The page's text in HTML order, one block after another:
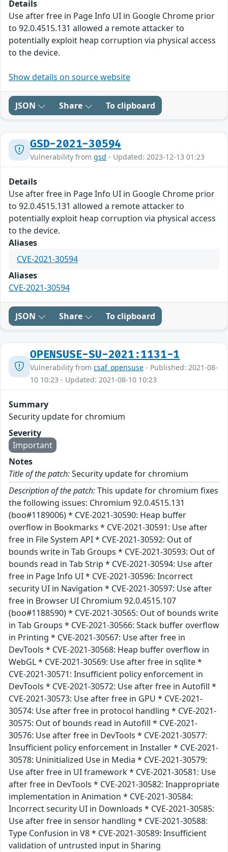
Details
Use after free in Page Info UI in Google Chrome prior
to 92.0.4515.131 allowed a remote attacker to
potentially exploit heap corruption via physical access
to the device.
Show details on source website
JSON Share To clipboard
GSD-2021-30594
Vulnerability from gsd - Updated: 2023-12-13 01:23
Details
Use after free in Page Info UI in Google Chrome prior
to 92.0.4515.131 allowed a remote attacker to
potentially exploit heap corruption via physical access
to the device.
Aliases
CVE-2021-30594
Aliases
CVE-2021-30594
JSON Share To clipboard
OPENSUSE-SU-2021:1131-1
Vulnerability from csaf_opensuse - Published: 2021-08-
10 10:23 - Updated: 2021-08-10 10:23
Summary
Security update for chromium
Severity
Important
Notes
Title of the patch:Security update for chromium
Description of the patch:This update for chromium fixes
the following issues: Chromium 92.0.4515.131
(boo#1189006) * CVE-2021-30590: Heap buffer
overflow in Bookmarks * CVE-2021-30591: Use after
free in File System API * CVE-2021-30592: Out of
bounds write in Tab Groups * CVE-2021-30593: Out of
bounds read in Tab Strip * CVE-2021-30594: Use after
free in Page Info UI * CVE-2021-30596: Incorrect
security UI in Navigation * CVE-2021-30597: Use after
free in Browser UI Chromium 92.0.4515.107
(boo#1188590) * CVE-2021-30565: Out of bounds write
in Tab Groups * CVE-2021-30566: Stack buffer overflow
in Printing * CVE-2021-30567: Use after free in
DevTools * CVE-2021-30568: Heap buffer overflow in
WebGL * CVE-2021-30569: Use after free in sqlite *
CVE-2021-30571: Insufficient policy enforcement in
DevTools * CVE-2021-30572: Use after free in Autofill *
CVE-2021-30573: Use after free in GPU * CVE-2021-
30574: Use after free in protocol handling * CVE-2021-
30575: Out of bounds read in Autofill * CVE-2021-
30576: Use after free in DevTools * CVE-2021-30577:
Insufficient policy enforcement in Installer * CVE-2021-
30578: Uninitialized Use in Media * CVE-2021-30579:
Use after free in UI framework * CVE-2021-30581: Use
after free in DevTools * CVE-2021-30582: Inappropriate
implementation in Animation * CVE-2021-30584:
Incorrect security UI in Downloads * CVE-2021-30585:
Use after free in sensor handling * CVE-2021-30588:
Type Confusion in V8 * CVE-2021-30589: Insufficient
validation of untrusted input in Sharing